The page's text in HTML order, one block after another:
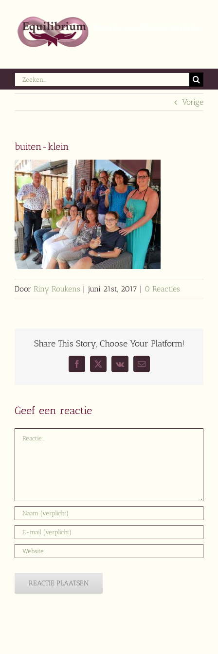
inhoud
Zoeken
naar:
Vorige
buiten-klein
Door Riny Roukens | juni 21st, 2017 | 0 Reacties
Share This Story, Choose Your Platform!
Facebook
X Vk
E-
mail
Geef een reactie
Reactie